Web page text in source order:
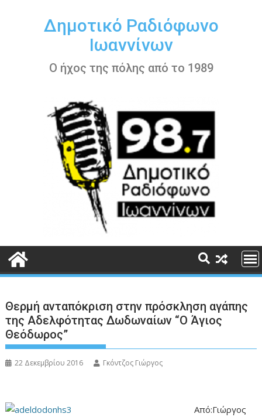
περιεχόμενοΔημοτικό Ραδιόφωνο
Ιωαννίνων
Ο ήχος της πόλης από το 1989
Θερμή ανταπόκριση στην πρόσκληση αγάπης
της Αδελφότητας Δωδωναίων “Ο Άγιος
Θεόδωρος”
22 Δεκεμβρίου 2016 Γκόντζος Γιώργος
Από:Γιώργος